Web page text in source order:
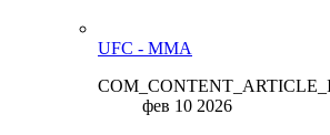
UFC - MMA
фев 10 2026